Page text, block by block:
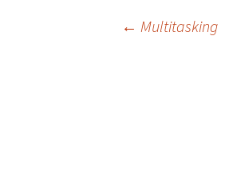
Navigazione
← Multitasking